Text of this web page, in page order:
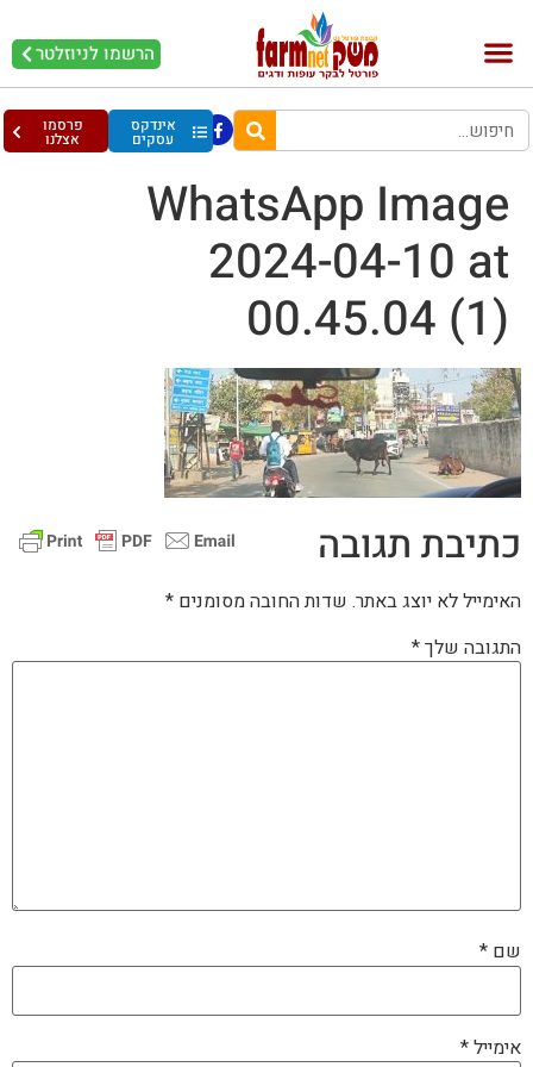
הרשמו לניוזלטר
אינדקס
עסקים
פרסמו
אצלנו
WhatsApp Image
2024-04-10 at
00.45.04 (1)
כתיבת תגובה
האימייל לא יוצג באתר. שדות החובה מסומנים *
התגובה שלך*
שם *
אימייל*